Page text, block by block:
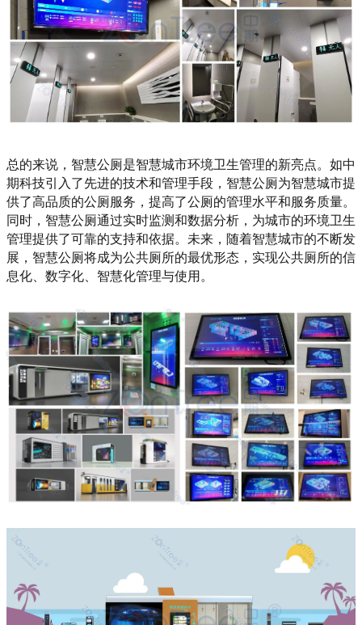
总的来说，智慧公厕是智慧城市环境卫生管理的新亮点。如中
期科技引入了先进的技术和管理手段，智慧公厕为智慧城市提
供了高品质的公厕服务，提高了公厕的管理水平和服务质量。
同时，智慧公厕通过实时监测和数据分析，为城市的环境卫生
管理提供了可靠的支持和依据。未来，随着智慧城市的不断发
展，智慧公厕将成为公共厕所的最优形态，实现公共厕所的信
息化、数字化、智慧化管理与使用。